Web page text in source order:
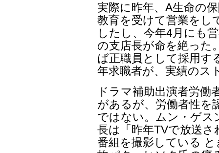
実際に昨年、A生命の
教育を受けて営業をし
したし、今年4月にも
の支店長が命を絶った
ば正職員として採用す
年求職者が、実績のス
ドラマ補助出演者労働
があるが、労働者性を
ではない。ムン・ゲス
長は「昨年TVで放送
番組を撮影している